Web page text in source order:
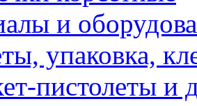
и
упаковка,
пистолеты и